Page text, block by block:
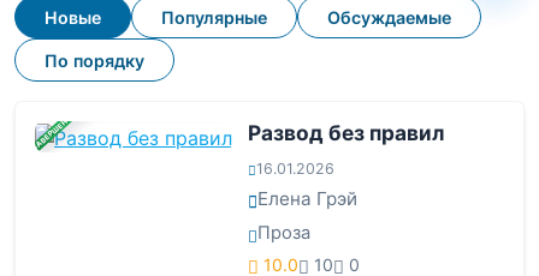
Новые Популярные Обсуждаемые
По порядку
ЗАВЕРШЕНА Развод без правил
16.01.2026
Елена Грэй
Проза
10.0 10 0